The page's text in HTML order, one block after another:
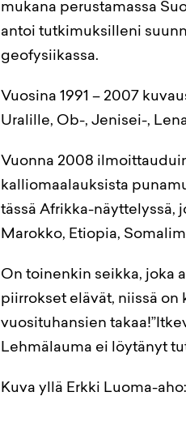
mukana perustamassa
antoi tutkimuksilleni
geofysiikassa.
Vuosina 1991 – 2007
Uralille, Ob-, Jenisei-,
Vuonna 2008
kalliomaalauksista
tässä Afrikka-näyttelyssä,
Marokko, Etiopia,
On toinenkin seikka, joka
piirrokset elävät, niissä
vuosituhansien
Lehmälauma ei löytänyt
Kuva yllä Erkki Luoma-